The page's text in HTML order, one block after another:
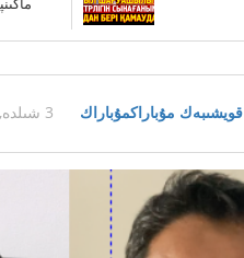
قويشىبەك مۇباراكمۇباراك 3 شىلدە, 2026 ساعات 23:12